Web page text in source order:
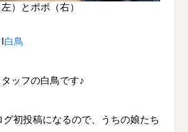
）とポポ（右）
Ι白鳥
ッフの白鳥です♪
初投稿になるので、うちの娘たち